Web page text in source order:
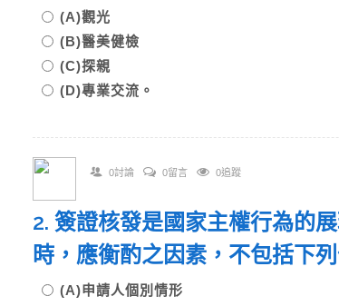
(A)觀光
(B)醫美健檢
(C)探親
(D)專業交流。
0討論 0留言 0追蹤
2. 簽證核發是國家主權行為的
時，應衡酌之因素，不包括下
(A)申請人個別情形